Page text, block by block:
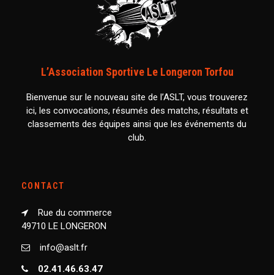
L’Association Sportive Le Longeron Torfou
Bienvenue sur le nouveau site de l’ASLT, vous trouverez
ici, les convocations, résumés des matchs, résultats et
classements des équipes ainsi que les événements du
club.
CONTACT
Rue du commerce
49710 LE LONGERON
info@aslt.fr
02.41.46.63.47